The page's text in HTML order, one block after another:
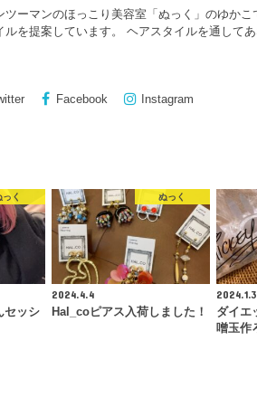
マンのほっこり美容室「ぬっく」のゆかこ
ルを提案しています。 ヘアスタイルを通して
Facebook Instagram
っく
セッシ
ぬっく
2024.4.4
Hal_coピアス入荷しました！
ダイエ
噌玉作